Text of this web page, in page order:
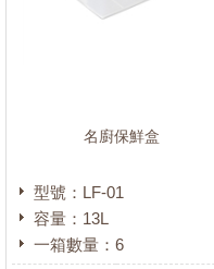
名廚保鮮盒
型號：LF-01
容量：13L
一箱數量：6